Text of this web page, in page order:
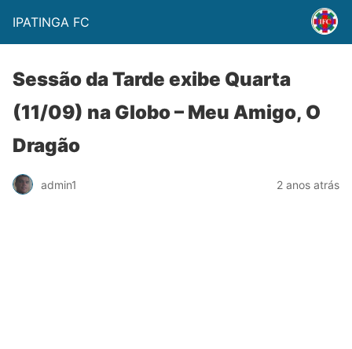
IPATINGA FC
Sessão da Tarde exibe Quarta
(11/09) na Globo – Meu Amigo, O
Dragão
admin1 2 anos atrás